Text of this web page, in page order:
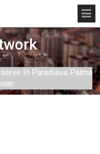
In Paradisus Palma